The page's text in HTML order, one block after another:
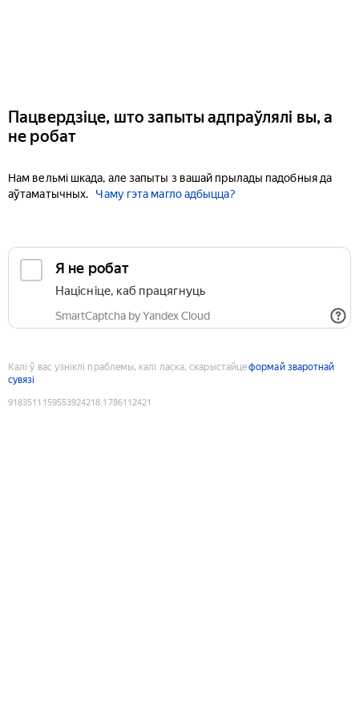
Пацвердзіце, што запыты адпраўлялі вы, а
не робат
Нам вельмі шкада, але запыты з вашай прылады падобныя да
аўтаматычных.
Чаму гэта магло адбыцца?
Я не робат
Націсніце, каб працягнуць
SmartCaptcha by Yandex Cloud
Калі ў вас узніклі праблемы, калі ласка, скарыстайцеформай зваротнай
сувязі
9183511159553924218:1786112421